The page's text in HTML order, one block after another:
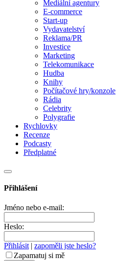
Mediální agentury
E-commerce
Start-up
Vydavatelství
Reklama/PR
Investice
Marketing
Telekomunikace
Hudba
Knihy
Počítačové hry/konzole
Rádia
Celebrity
Polygrafie
Rychlovky
Recenze
Podcasty
Předplatné
Přihlášení
Jméno nebo e-mail:
Heslo:
Přihlásit | zapoměli jste heslo?
Zapamatuj si mě